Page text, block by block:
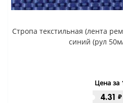
Стропа текстильная (лента
синий (рул
Цена за
4.31 ₽